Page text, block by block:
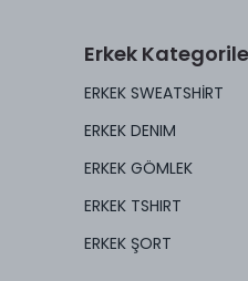
Erkek
ERKEK SWEATSHİRT
ERKEK DENIM
ERKEK GÖMLEK
ERKEK TSHIRT
ERKEK ŞORT